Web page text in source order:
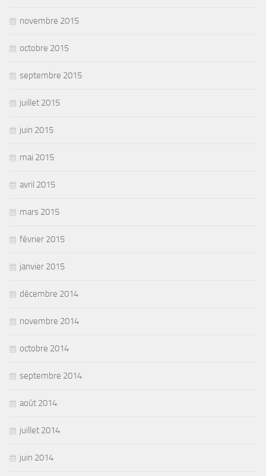
novembre 2015
octobre 2015
septembre 2015
juillet 2015
juin 2015
mai 2015
avril 2015
mars 2015
février 2015
janvier 2015
décembre 2014
novembre 2014
octobre 2014
septembre 2014
août 2014
juillet 2014
juin 2014